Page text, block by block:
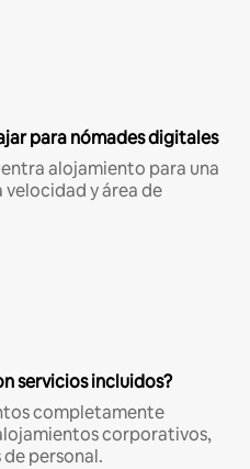
para nómades digitales
alojamiento para una
y área de
servicios incluidos?
completamente
corporativos,
personal.